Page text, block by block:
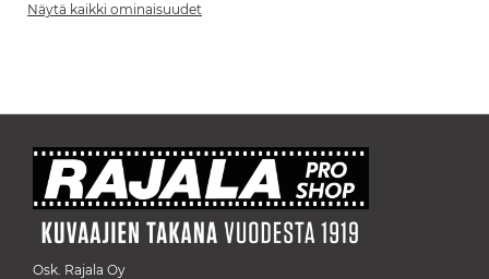
Näytä kaikki ominaisuudet
Osk. Rajala Oy